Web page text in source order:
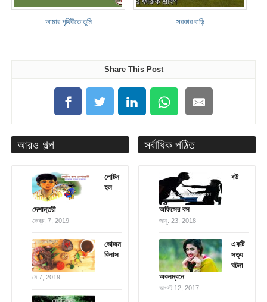
আমার পৃথিবীতে তুমি সরকার বাড়ি
Share This Post
আরও গল্প
লোটন
হল
দেশান্তরী
ফেব্রু. 7, 2019
ভোজন
বিলাস
মে 7, 2019
সর্বাধিক পঠিত
বউ
অফিসের বস
জানু. 23, 2018
একটি
সত্য
ঘটনা
অবলম্বনে
আগস্ট 12, 2017